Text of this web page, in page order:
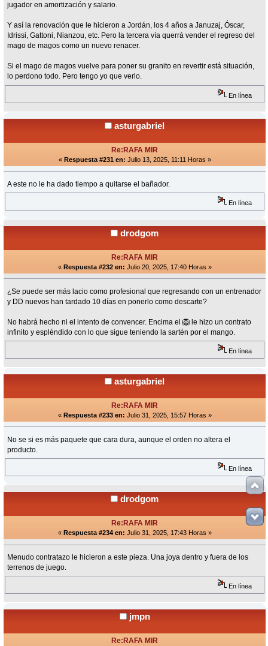
jugador en amortización y salario.
Y así la renovación que le hicieron a Jordán, los 4 años a Januzaj, Óscar,
Idrissi, Gattoni, Nianzou, etc. Pero la tercera vía querrá vender el regreso del
mago de magos como un nuevo renacer.
Si el mago de magos vuelve para poner su granito en revertir está situación,
lo perdono todo. Pero tengo yo que verlo.
En línea
asturgabriel
Re:RAFA MIR
« Respuesta #231 en: Julio 13, 2025, 11:11 Horas »
A este no le ha dado tiempo a quitarse el bañador.
En línea
drodgom
Re:RAFA MIR
« Respuesta #232 en: Julio 20, 2025, 17:40 Horas »
¿Se puede ser más lacio como profesional que regresando con un entrenador
y DD nuevos han tardado 10 días en ponerlo como descarte?
No habrá hecho ni el intento de convencer. Encima el 🦁 le hizo un contrato
infinito y espléndido con lo que sigue teniendo la sartén por el mango.
En línea
asturgabriel
Re:RAFA MIR
« Respuesta #233 en: Julio 31, 2025, 15:57 Horas »
No se si es más paquete que cara dura, aunque el orden no altera el
producto.
En línea
drodgom
Re:RAFA MIR
« Respuesta #234 en: Julio 31, 2025, 17:43 Horas »
Menudo contratazo le hicieron a este pieza. Una joya dentro y fuera de los
terrenos de juego.
En línea
jmpn
Re:RAFA MIR